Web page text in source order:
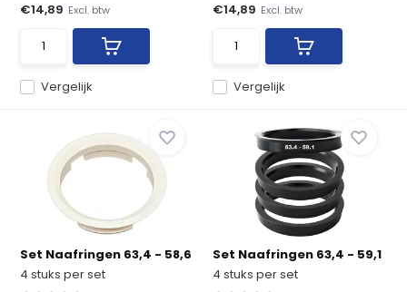
Vergelijk
€14,89 Excl. btw
Vergelijk
€14,89 Excl. btw
Set Naafringen 63,4 - 58,6
4 stuks per set
Set Naafringen 63,4 - 59,1
4 stuks per set